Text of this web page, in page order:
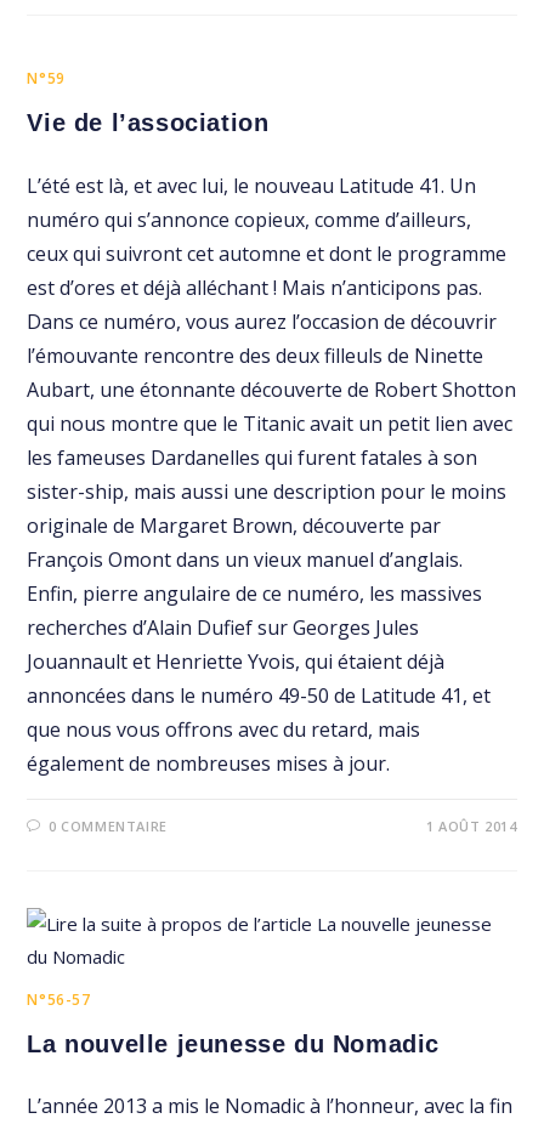
N°59
Vie de l’association
L’été est là, et avec lui, le nouveau Latitude 41. Un
numéro qui s’annonce copieux, comme d’ailleurs,
ceux qui suivront cet automne et dont le programme
est d’ores et déjà alléchant ! Mais n’anticipons pas.
Dans ce numéro, vous aurez l’occasion de découvrir
l’émouvante rencontre des deux filleuls de Ninette
Aubart, une étonnante découverte de Robert Shotton
qui nous montre que le Titanic avait un petit lien avec
les fameuses Dardanelles qui furent fatales à son
sister-ship, mais aussi une description pour le moins
originale de Margaret Brown, découverte par
François Omont dans un vieux manuel d’anglais.
Enfin, pierre angulaire de ce numéro, les massives
recherches d’Alain Dufief sur Georges Jules
Jouannault et Henriette Yvois, qui étaient déjà
annoncées dans le numéro 49-50 de Latitude 41, et
que nous vous offrons avec du retard, mais
également de nombreuses mises à jour.
0 COMMENTAIRE 1 AOÛT 2014
N°56-57
La nouvelle jeunesse du Nomadic
L’année 2013 a mis le Nomadic à l’honneur, avec la fin